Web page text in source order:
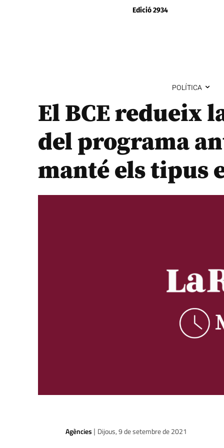
Edició 2934
POLÍTICA
El BCE redueix
del programa
manté els tipus
Agències | Dijous, 9 de setembre de 2021